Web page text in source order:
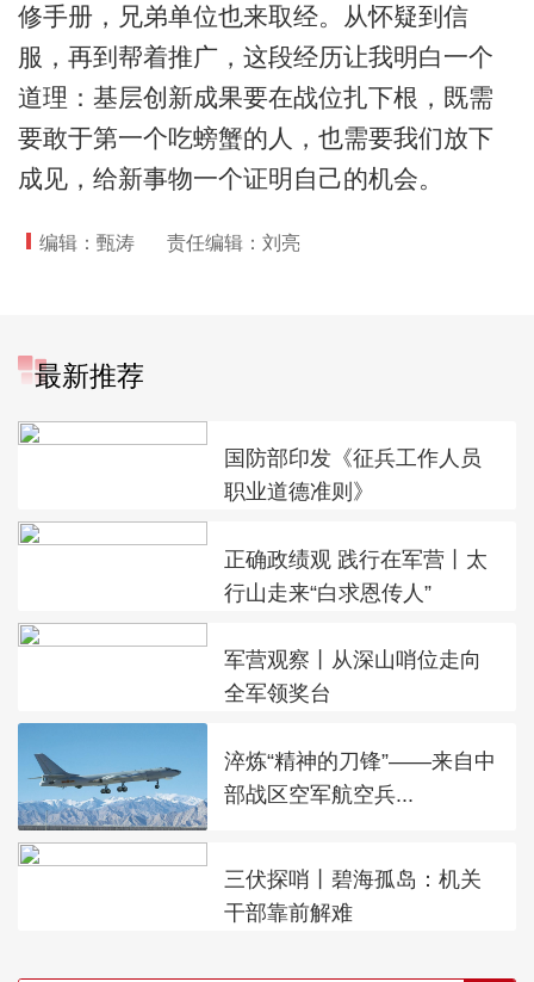
修手册，兄弟单位也来取经。从怀疑到信
服，再到帮着推广，这段经历让我明白一个
道理：基层创新成果要在战位扎下根，既需
要敢于第一个吃螃蟹的人，也需要我们放下
成见，给新事物一个证明自己的机会。
编辑：甄涛 责任编辑：刘亮
最新推荐
国防部印发《征兵工作人员
职业道德准则》
正确政绩观 践行在军营丨太
行山走来“白求恩传人”
军营观察丨从深山哨位走向
全军领奖台
淬炼“精神的刀锋”——来自中
部战区空军航空兵...
三伏探哨丨碧海孤岛：机关
干部靠前解难